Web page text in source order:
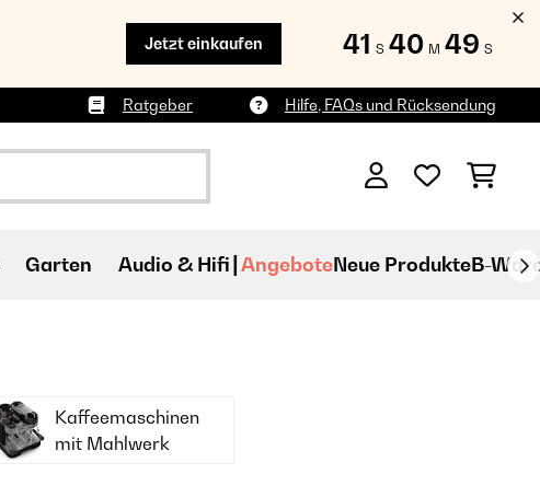
Jetzt einkaufen 41 S 40 M 46 S
Ratgeber Hilfe, FAQs und Rücksendung
Garten Audio & Hifi AngeboteNeue ProdukteB-
Kaffeemaschinen
mit Mahlwerk